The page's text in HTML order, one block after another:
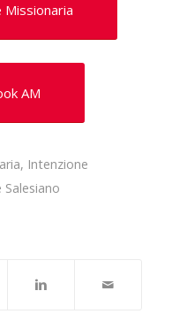
Missionaria
AM
, Intenzione